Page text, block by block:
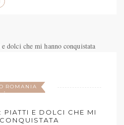
,
ROMANIA
PIATTI E DOLCI CHE MI